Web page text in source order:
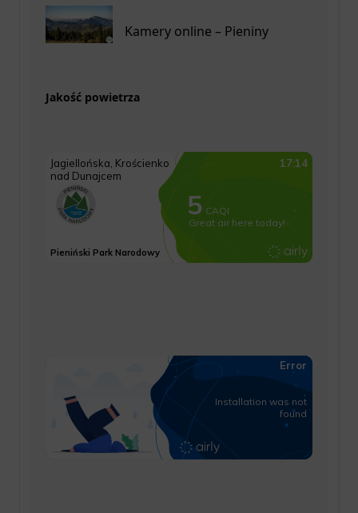
Kamery online – Pieniny
Jakość powietrza